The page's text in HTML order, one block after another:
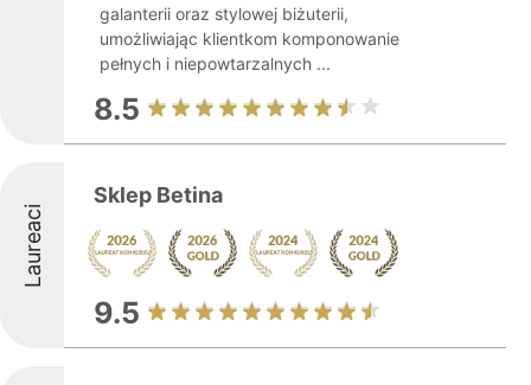
galanterii oraz stylowej biżuterii,
umożliwiając klientkom komponowanie
pełnych i niepowtarzalnych ...
8.5
Laureaci
Sklep Betina
9.5